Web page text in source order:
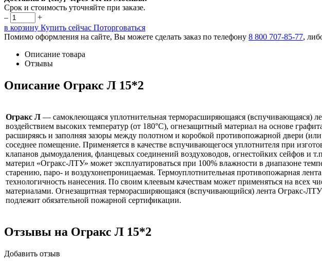
Срок и стоимость уточняйте при заказе.
–
+
в корзину Купить сейчас Поторговаться
Помимо оформления на сайте, Вы можете сделать заказ по телефону 8 800 707-85-77,
Описание товара
Отзывы
Описание Огракс Л 15*2
Огракс Л — самоклеющаяся уплотнительная терморасширяющаяся (вспучивающаяся)
воздействием высоких температур (от 180°С), огнезащитный материал на основе
расширяясь и заполняя зазоры между полотном и коробкой противопожарной двери
соседнее помещение. Применяется в качестве вспучивающегося уплотнителя при
клапанов дымоудаления, фланцевых соединений воздуховодов, огнестойких сейфов
материл «Огракс-ЛТУ» может эксплуатироваться при 100% влажности в диапазоне
старению, паро- и воздухонепроницаемая. Термоуплотнительная противопожарная
технологичность нанесения. По своим клеевым качествам может применяться на всех
материалами. Огнезащитная терморасширяющаяся (вспучивающийся) лента Огракс-
подлежит обязательной пожарной сертификации.
Отзывы на Огракс Л 15*2
Добавить отзыв